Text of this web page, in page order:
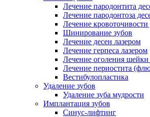
Лечение пародонтита
Лечение пародонтоза
Лечение кровоточивости
Шинирование зубов
Лечение десен лазером
Лечение герпеса лазером
Лечение оголения шейки
Лечение периостита
Вестибулопластика
Удаление зубов
Удаление зуба мудрости
Имплантация зубов
Синус-лифтинг